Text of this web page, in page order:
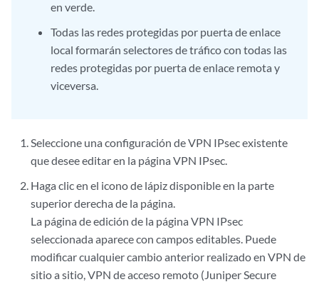
en verde.
Todas las redes protegidas por puerta de enlace
local formarán selectores de tráfico con todas las
redes protegidas por puerta de enlace remota y
viceversa.
Seleccione una configuración de VPN IPsec existente
que desee editar en la página VPN IPsec.
Haga clic en el icono de lápiz disponible en la parte
superior derecha de la página.
La página de edición de la página VPN IPsec
seleccionada aparece con campos editables. Puede
modificar cualquier cambio anterior realizado en VPN de
sitio a sitio, VPN de acceso remoto (Juniper Secure